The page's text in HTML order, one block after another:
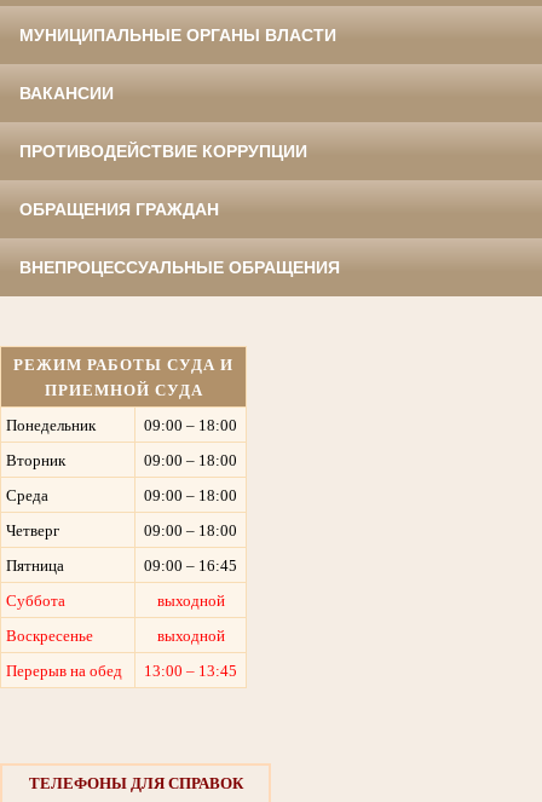
МУНИЦИПАЛЬНЫЕ ОРГАНЫ ВЛАСТИ
ВАКАНСИИ
ПРОТИВОДЕЙСТВИЕ КОРРУПЦИИ
ОБРАЩЕНИЯ ГРАЖДАН
ВНЕПРОЦЕССУАЛЬНЫЕ ОБРАЩЕНИЯ
РЕЖИМ РАБОТЫ СУДА И
ПРИЕМНОЙ СУДА
Понедельник
09:00 – 18:00
Вторник
09:00 – 18:00
Среда
09:00 – 18:00
Четверг
09:00 – 18:00
Пятница
09:00 – 16:45
Суббота
выходной
Воскресенье
выходной
Перерыв на обед
13:00 – 13:45
ТЕЛЕФОНЫ ДЛЯ СПРАВОК